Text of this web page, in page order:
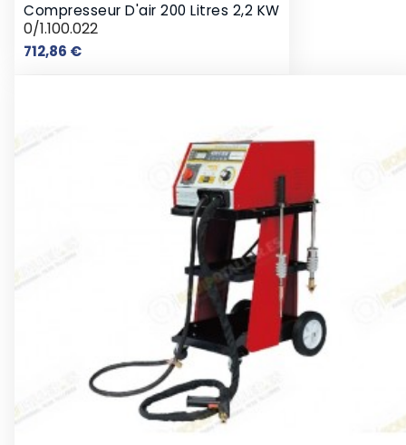
Compresseur D'air 200 Litres 2,2 KW
0/1.100.022
712,86 €Prix